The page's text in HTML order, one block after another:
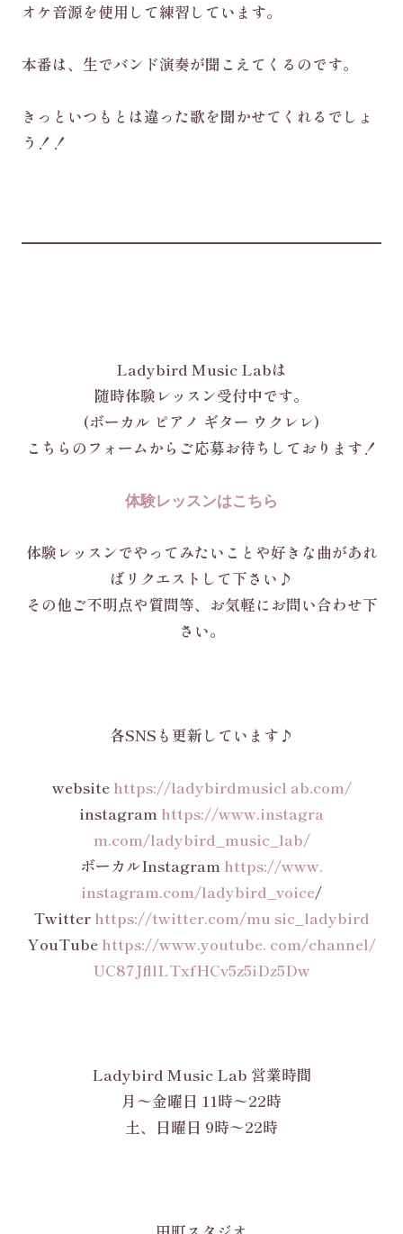
オケ音源を使用して練習しています。
本番は、生でバンド演奏が聞こえてくるのです。
きっといつもとは違った歌を聞かせてくれるでしょ
う！！
Ladybird Music Labは
随時体験レッスン受付中です。
(ボーカル ピアノ ギター ウクレレ)
こちらのフォームからご応募お待ちしております！
体験レッスンはこちら
体験レッスンでやってみたいことや好きな曲があれ
ばリクエストして下さい♪
その他ご不明点や質問等、お気軽にお問い合わせ下
さい。
各SNSも更新しています♪
website https://ladybirdmusicl ab.com/
instagram https://www.instagra
m.com/ladybird_music_lab/
ボーカルInstagram https://www.
instagram.com/ladybird_voice/
Twitter https://twitter.com/mu sic_ladybird
YouTube https://www.youtube. com/channel/
UC87JfllLTxfHCv5z5iDz5Dw
Ladybird Music Lab 営業時間
月〜金曜日 11時〜22時
土、日曜日 9時〜22時